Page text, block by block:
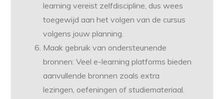
learning vereist zelfdiscipline, dus wees
toegewijd aan het volgen van de cursus
volgens jouw planning.
Maak gebruik van ondersteunende
bronnen: Veel e-learning platforms bieden
aanvullende bronnen zoals extra
lezingen, oefeningen of studiemateriaal.